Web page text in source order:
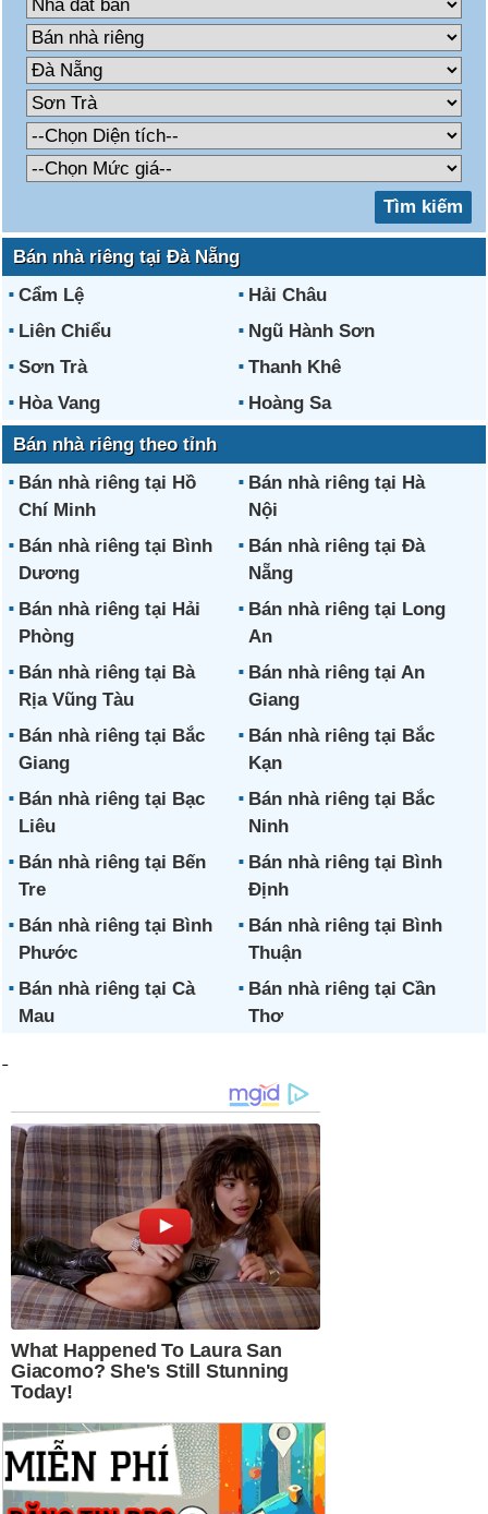
Bán nhà riêng tại Đà Nẵng
Cẩm Lệ
Hải Châu
Liên Chiểu
Ngũ Hành Sơn
Sơn Trà
Thanh Khê
Hòa Vang
Hoàng Sa
Bán nhà riêng theo tỉnh
Bán nhà riêng tại Hồ
Chí Minh
Bán nhà riêng tại Hà
Nội
Bán nhà riêng tại Bình
Dương
Bán nhà riêng tại Đà
Nẵng
Bán nhà riêng tại Hải
Phòng
Bán nhà riêng tại Long
An
Bán nhà riêng tại Bà
Rịa Vũng Tàu
Bán nhà riêng tại An
Giang
Bán nhà riêng tại Bắc
Giang
Bán nhà riêng tại Bắc
Kạn
Bán nhà riêng tại Bạc
Liêu
Bán nhà riêng tại Bắc
Ninh
Bán nhà riêng tại Bến
Tre
Bán nhà riêng tại Bình
Định
Bán nhà riêng tại Bình
Phước
Bán nhà riêng tại Bình
Thuận
Bán nhà riêng tại Cà
Mau
Bán nhà riêng tại Cần
Thơ